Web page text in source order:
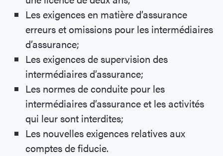
Les exigences en matière d’assurance
erreurs et omissions pour les intermédiaires
d’assurance;
Les exigences de supervision des
intermédiaires d’assurance;
Les normes de conduite pour les
intermédiaires d’assurance et les activités
qui leur sont interdites;
Les nouvelles exigences relatives aux
comptes de fiducie.